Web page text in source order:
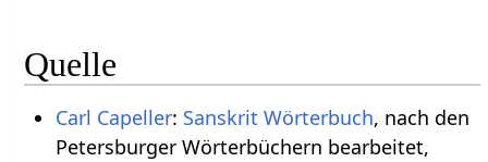
Quelle
Carl Capeller: Sanskrit Wörterbuch, nach den
Petersburger Wörterbüchern bearbeitet,